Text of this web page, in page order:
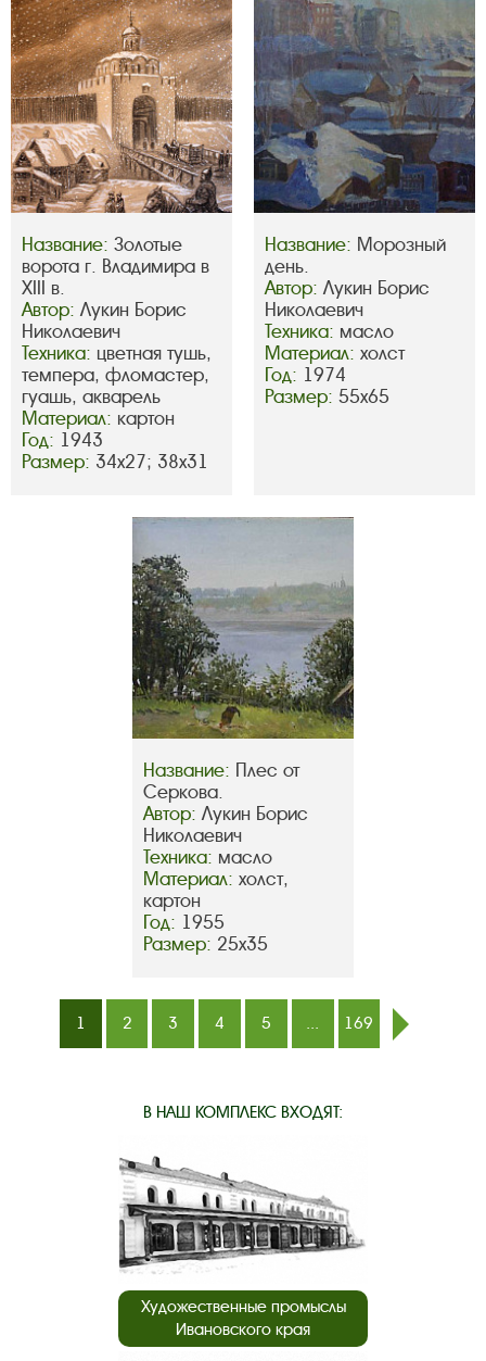
Название: Золотые
ворота г. Владимира в
XIII в.
Автор: Лукин Борис
Николаевич
Техника: цветная тушь,
темпера, фломастер,
гуашь, акварель
Материал: картон
Год: 1943
Размер: 34х27; 38х31
Название: Морозный
день.
Автор: Лукин Борис
Николаевич
Техника: масло
Материал: холст
Год: 1974
Размер: 55х65
Название: Плес от
Серкова.
Автор: Лукин Борис
Николаевич
Техника: масло
Материал: холст,
картон
Год: 1955
Размер: 25х35
1 2 3 4 5 ...
169
В НАШ КОМПЛЕКС ВХОДЯТ:
Художественные промыслы
Ивановского края